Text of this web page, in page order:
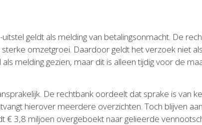
geldt als melding van betalingsonmacht. De
omzetgroei. Daardoor geldt het verzoek niet
melding gezien, maar dit is alleen tijdig voor de
De rechtbank oordeelt dat sprake is van
hierover meerdere overzichten. Toch blijven
€ 3,8 miljoen overgeboekt naar gelieerde